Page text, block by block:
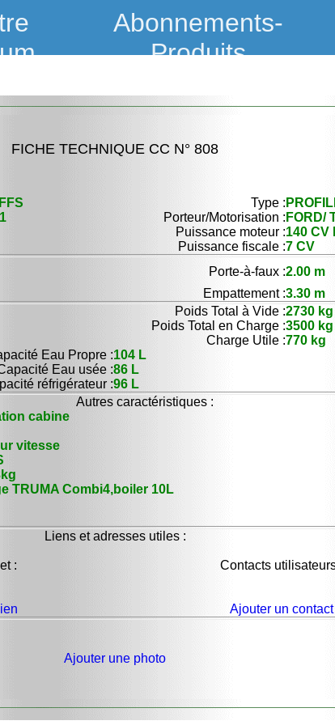
Abonnements-
Produits
FICHE TECHNIQUE CC N° 808
Type :
Porteur/Motorisation : FORD/
Puissance moteur :140 CV
Puissance fiscale :7 CV
Porte-à-faux :2.00 m
Empattement :3.30 m
Poids Total à Vide :2730 kg
Poids Total en Charge :3500 kg
Charge Utile :770 kg
Eau Propre :104 L
Eau usée :86 L
réfrigérateur :96 L
Autres caractéristiques :
cabine
vitesse
TRUMA Combi4,boiler 10L
Liens et adresses utiles :
: Contacts
Ajouter un contact
Ajouter une photo